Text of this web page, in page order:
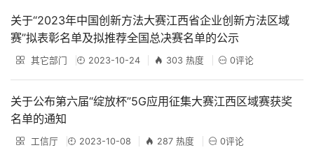
关于“2023年中国创新方法大赛江西省企业创新方法区域
赛”拟表彰名单及拟推荐全国总决赛名单的公示
其它部门 2023-10-24 303 热度 0评论
关于公布第六届“绽放杯”5G应用征集大赛江西区域赛获奖
名单的通知
工信厅 2023-10-08 287 热度 0评论